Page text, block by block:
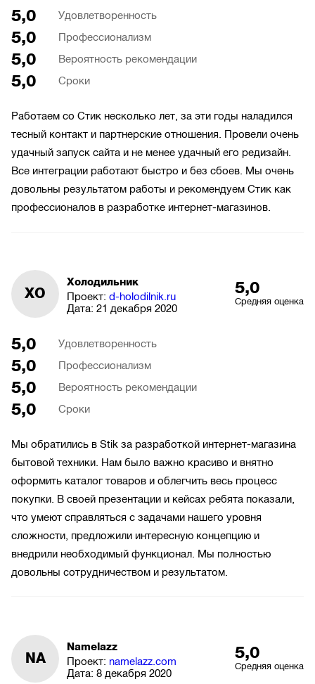
5,0 Удовлетворенность
5,0 Профессионализм
5,0 Вероятность рекомендации
5,0 Сроки
Работаем со Стик несколько лет, за эти годы наладился
тесный контакт и партнерские отношения. Провели очень
удачный запуск сайта и не менее удачный его редизайн.
Все интеграции работают быстро и без сбоев. Мы очень
довольны результатом работы и рекомендуем Стик как
профессионалов в разработке интернет-магазинов.
ХО
Холодильник
Проект: d-holodilnik.ru
Дата: 21 декабря 2020
5,0
Средняя оценка
5,0 Удовлетворенность
5,0 Профессионализм
5,0 Вероятность рекомендации
5,0 Сроки
Мы обратились в Stik за разработкой интернет-магазина
бытовой техники. Нам было важно красиво и внятно
оформить каталог товаров и облегчить весь процесс
покупки. В своей презентации и кейсах ребята показали,
что умеют справляться с задачами нашего уровня
сложности, предложили интересную концепцию и
внедрили необходимый функционал. Мы полностью
довольны сотрудничеством и результатом.
NA
Namelazz
Проект: namelazz.com
Дата: 8 декабря 2020
5,0
Средняя оценка